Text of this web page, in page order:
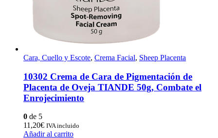
Cara, Cuello y Escote, Crema Facial, Sheep Placenta
10302 Crema de Cara de Pigmentación de
Placenta de Oveja TIANDE 50g, Combate el
Enrojecimiento
0 de 5
11,20€ IVA incluido
Añadir al carrito